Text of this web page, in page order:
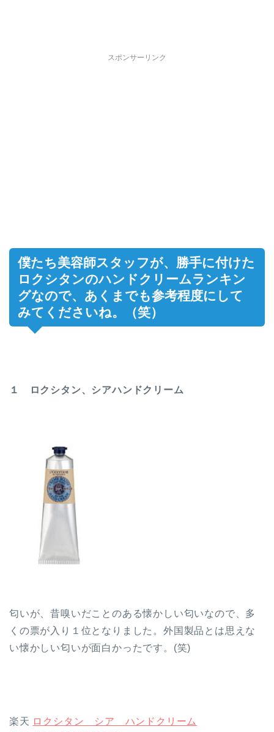
スポンサーリンク
僕たち美容師スタッフが、勝手に付けた
ロクシタンのハンドクリームランキン
グなので、あくまでも参考程度にして
みてくださいね。（笑）
１ ロクシタン、シアハンドクリーム
匂いが、昔嗅いだことのある懐かしい匂いなので、多
くの票が入り１位となりました。外国製品とは思えな
い懐かしい匂いが面白かったです。(笑)
楽天 ロクシタン シア ハンドクリーム